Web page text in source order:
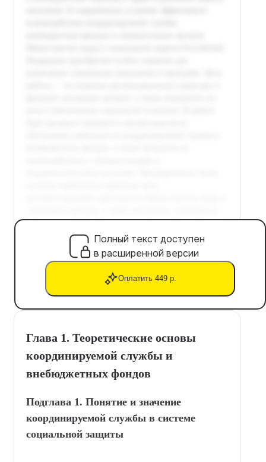
Полный текст доступен
в расширенной версии
Оплатить 449 р.
Глава 1. Теоретические основы
координируемой службы и
внебюджетных фондов
Подглава 1. Понятие и значение
координируемой службы в системе
социальной защиты